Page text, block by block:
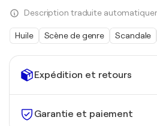
Expédition et retours
Garantie et paiement
Description traduite
Huile Scène de genre Scandale